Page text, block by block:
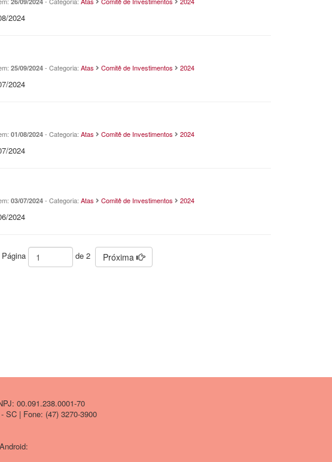
2024
25/09/2024 - Categoria: Atas Comitê de Investimentos 2024
2024
01/08/2024 - Categoria: Atas Comitê de Investimentos 2024
2024
03/07/2024 - Categoria: Atas Comitê de Investimentos 2024
2024
Página de 2 Próxima
00.091.238.0001-70
SC | Fone: (47) 3270-3900